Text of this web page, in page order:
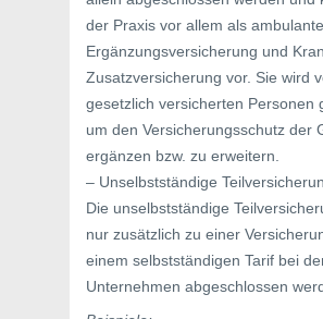
der Praxis vor allem als ambulante
Ergänzungsversicherung und
Zusatzversicherung vor. Sie wird
gesetzlich versicherten Personen
um den Versicherungsschutz der
ergänzen bzw. zu erweitern.
– Unselbstständige
Die unselbstständige
nur zusätzlich zu einer
einem selbstständigen Tarif bei
Unternehmen abgeschlossen